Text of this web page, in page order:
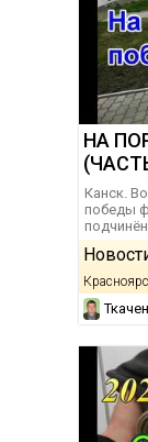
НА
Канск.
победы